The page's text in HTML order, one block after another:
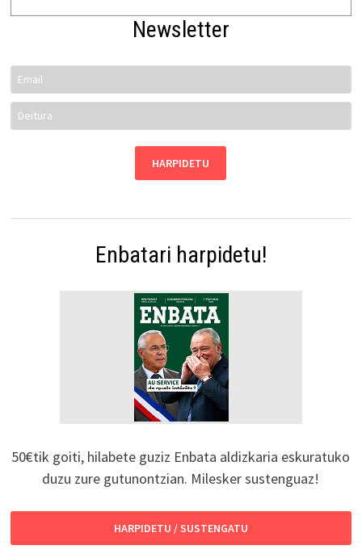
Newsletter
Enbatari harpidetu!
50€tik goiti, hilabete guziz Enbata aldizkaria eskuratuko
duzu zure gutunontzian. Milesker sustenguaz!
HARPIDETU / SUSTENGATU